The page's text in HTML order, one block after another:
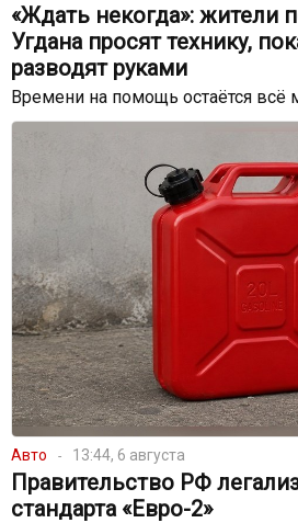
«Ждать некогда»: жители
Угдана просят технику,
разводят руками
Времени на помощь остаётся
Авто 13:44, 6 августа
Правительство РФ
стандарта «Евро-2»